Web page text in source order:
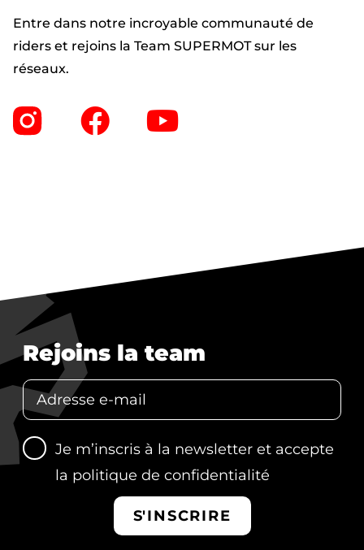
Entre dans notre incroyable communauté de
riders et rejoins la Team SUPERMOT sur les
réseaux.
Rejoins la team
Je m’inscris à la newsletter et accepte
la politique de confidentialité
S'INSCRIRE